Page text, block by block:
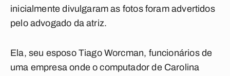
inicialmente divulgaram as fotos foram advertidos
pelo advogado da atriz.
Ela, seu esposo Tiago Worcman, funcionários de
uma empresa onde o computador de Carolina